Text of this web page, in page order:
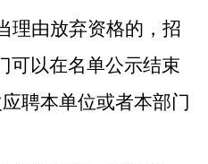
理由放弃资格的，招
可以在名单公示结束
聘本单位或者本部门